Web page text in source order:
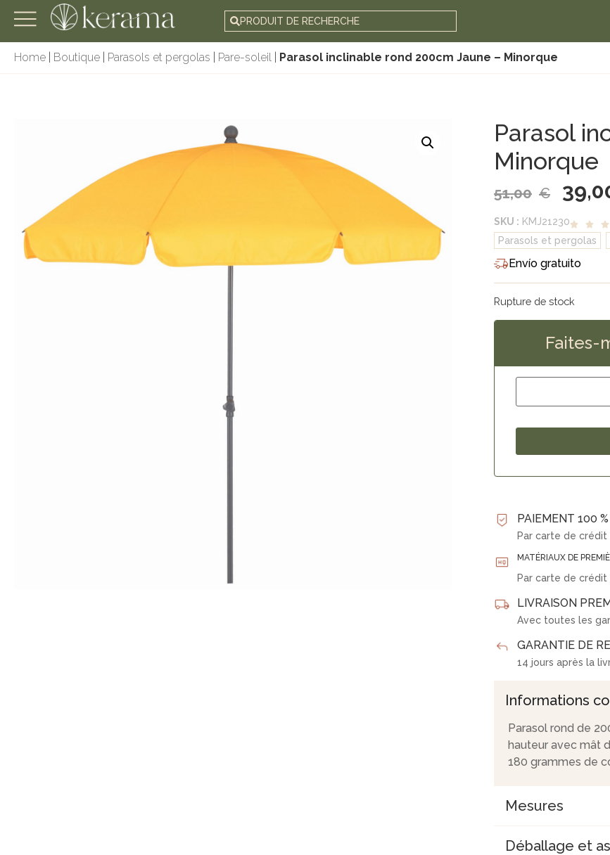
PRODUIT DE RECHERCHE
Home Boutique Parasols et pergolas Pare-soleil Parasol inclinable rond 200cm Jaune – Minorque
Parasol
Minorque
51,00 €
SKU : KMJ21230
Parasols et pergolas
Envío gratuito
Rupture de stock
Faites-
PAIEMENT 100
Par carte de
MATÉRIAUX DE
Par carte de
LIVRAISON
Avec toutes les
GARANTIE DE
14 jours après la
Informations
Parasol rond de
hauteur avec mât
180 grammes de
Mesures
Déballage et